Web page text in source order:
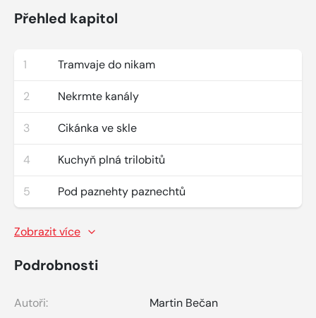
Přehled kapitol
1 Tramvaje do nikam
2 Nekrmte kanály
3 Cikánka ve skle
4 Kuchyň plná trilobitů
5 Pod paznehty paznechtů
Zobrazit více
Podrobnosti
Autoři:
Martin Bečan